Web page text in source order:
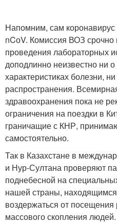
Напомним, сам
nCоV. Комиссия ВОЗ срочно
проведения лабораторных
доподлинно неизвестно ни о
характеристиках болезни,
распространения.
здравоохранения пока не
ограничения на поездки в
граничащие с КНР,
самостоятельно.
Так в Казахстане в
и Нур-Султана проверяют
поднебесной на
нашей страны,
воздержаться от
массового скопления людей.